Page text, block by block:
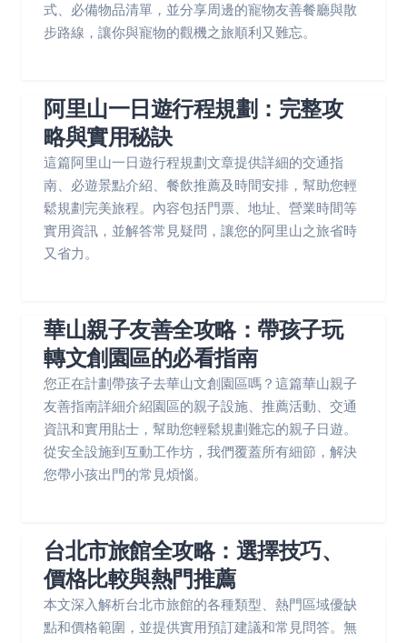
式、必備物品清單，並分享周邊的寵物友善餐廳與散
步路線，讓你與寵物的觀機之旅順利又難忘。
阿里山一日遊行程規劃：完整攻
略與實用秘訣
這篇阿里山一日遊行程規劃文章提供詳細的交通指
南、必遊景點介紹、餐飲推薦及時間安排，幫助您輕
鬆規劃完美旅程。內容包括門票、地址、營業時間等
實用資訊，並解答常見疑問，讓您的阿里山之旅省時
又省力。
華山親子友善全攻略：帶孩子玩
轉文創園區的必看指南
您正在計劃帶孩子去華山文創園區嗎？這篇華山親子
友善指南詳細介紹園區的親子設施、推薦活動、交通
資訊和實用貼士，幫助您輕鬆規劃難忘的親子日遊。
從安全設施到互動工作坊，我們覆蓋所有細節，解決
您帶小孩出門的常見煩惱。
台北市旅館全攻略：選擇技巧、
價格比較與熱門推薦
本文深入解析台北市旅館的各種類型、熱門區域優缺
點和價格範圍，並提供實用預訂建議和常見問答。無